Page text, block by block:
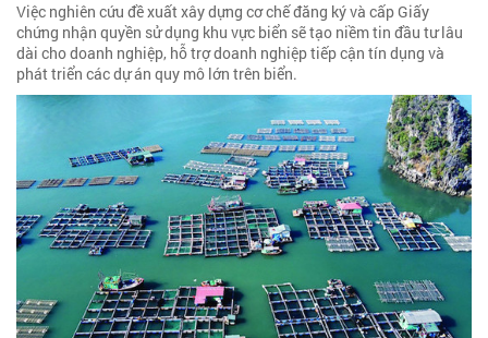
Việc nghiên cứu đề xuất xây dựng cơ chế đăng ký và cấp Giấy
chứng nhận quyền sử dụng khu vực biển sẽ tạo niềm tin đầu tư lâu
dài cho doanh nghiệp, hỗ trợ doanh nghiệp tiếp cận tín dụng và
phát triển các dự án quy mô lớn trên biển.